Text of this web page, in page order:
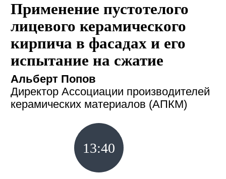
Применение пустотелого
лицевого керамического
кирпича в фасадах и его
испытание на сжатие
Альберт Попов
Директор Ассоциации производителей
керамических материалов (АПКМ)
13:40